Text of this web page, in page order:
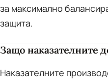
за максимално
защита.
Защо наказателните
Наказателните